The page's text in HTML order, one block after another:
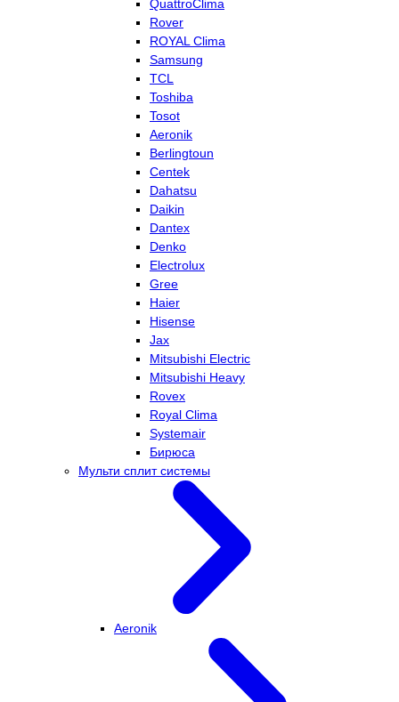
QuattroClima
Rover
ROYAL Clima
Samsung
TCL
Toshiba
Tosot
Aeronik
Berlingtoun
Centek
Dahatsu
Daikin
Dantex
Denko
Electrolux
Gree
Haier
Hisense
Jax
Mitsubishi Electric
Mitsubishi Heavy
Rovex
Royal Clima
Systemair
Бирюса
Мульти сплит системы
Aeronik